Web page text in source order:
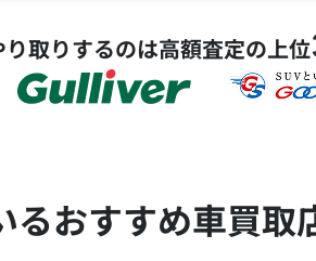
り取りするのは高額査定の上位
るおすすめ車買取